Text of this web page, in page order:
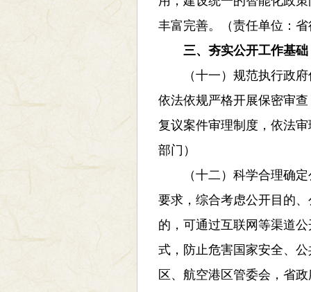
丰富完善。（责任单位：
三、夯实公开工作基础
（十一）规范执行政府
依法依规严格开展保密审
复议案件审理制度，依法
部门）
（十二）科学合理确定公
要求，综合考虑公开目的
的，可通过互联网等渠道
式，防止危害国家安全、
区、航空港区管委会，省